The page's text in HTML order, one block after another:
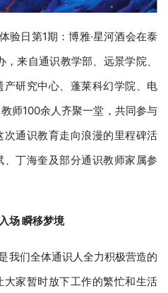
验日第1期：博雅·星河酒会在泰
来自通识教学部、远景学院、
研究中心、蓬莱科幻学院、电
师100余人齐聚一堂，共同参与
通识教育走向浪漫的里程碑活
丁海奎及部分通识教师家属参
场 瞬移梦境
我们全体通识人全力积极营造的
家暂时放下工作的繁忙和生活